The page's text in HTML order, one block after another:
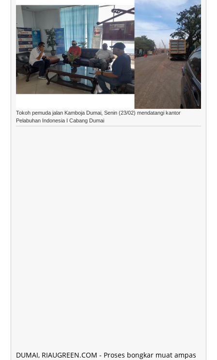
Tokoh pemuda jalan Kamboja Dumai, Senin (23/02) mendatangi kantor
Pelabuhan Indonesia I Cabang Dumai
DUMAI, RIAUGREEN.COM - Proses bongkar muat ampas